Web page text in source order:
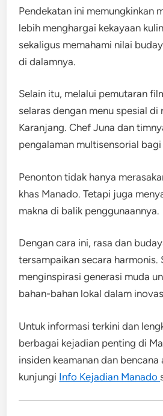
Pendekatan ini memungkinkan
lebih menghargai kekayaan
sekaligus memahami nilai
di dalamnya.
Selain itu, melalui pemutaran
selaras dengan menu spesial di
Karanjang. Chef Juna dan
pengalaman multisensorial
Penonton tidak hanya
khas Manado. Tetapi juga
makna di balik penggunaannya.
Dengan cara ini, rasa dan
tersampaikan secara harmonis.
menginspirasi generasi muda
bahan-bahan lokal dalam
Untuk informasi terkini dan
berbagai kejadian penting di
insiden keamanan dan bencana
kunjungi Info Kejadian Manado